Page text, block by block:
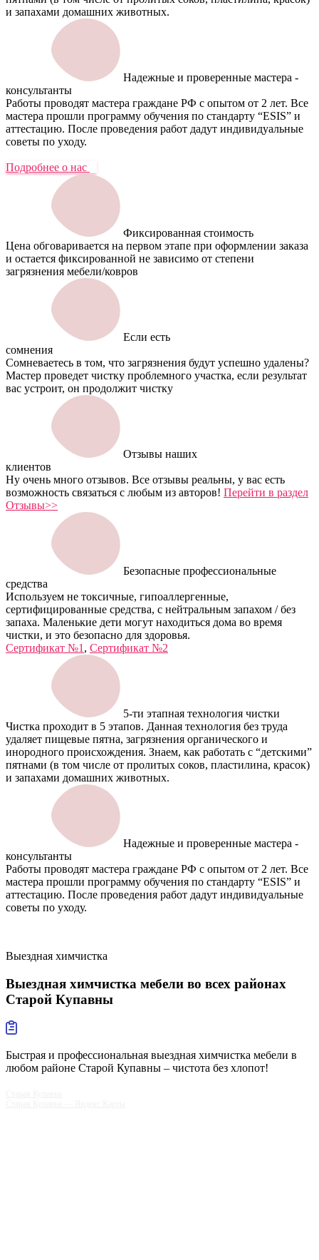
и запахами домашних животных.
Надежные и проверенные мастера -
консультанты
Работы проводят мастера граждане РФ с опытом от 2 лет. Все
мастера прошли программу обучения по стандарту “ESIS” и
аттестацию. После проведения работ дадут индивидуальные
советы по уходу.
Подробнее о нас
Фиксированная стоимость
Цена обговаривается на первом этапе при оформлении заказа
и остается фиксированной не зависимо от степени
загрязнения мебели/ковров
Если есть
сомнения
Сомневаетесь в том, что загрязнения будут успешно удалены?
Мастер проведет чистку проблемного участка, если результат
вас устроит, он продолжит чистку
Отзывы наших
клиентов
Ну очень много отзывов. Все отзывы реальны, у вас есть
возможность связаться с любым из авторов! Перейти в раздел
Отзывы>>
Безопасные профессиональные
средства
Используем не токсичные, гипоаллергенные,
сертифицированные средства, с нейтральным запахом / без
запаха. Маленькие дети могут находиться дома во время
чистки, и это безопасно для здоровья.
Сертификат №1 , Сертификат №2
5-ти этапная технология чистки
Чистка проходит в 5 этапов. Данная технология без труда
удаляет пищевые пятна, загрязнения органического и
инородного происхождения. Знаем, как работать с “детскими”
пятнами (в том числе от пролитых соков, пластилина, красок)
и запахами домашних животных.
Надежные и проверенные мастера -
консультанты
Работы проводят мастера граждане РФ с опытом от 2 лет. Все
мастера прошли программу обучения по стандарту “ESIS” и
аттестацию. После проведения работ дадут индивидуальные
советы по уходу.
Выездная химчистка
Выездная химчистка мебели во всех районах
Старой Купавны
Быстрая и профессиональная выездная химчистка мебели в
любом районе Старой Купавны – чистота без хлопот!